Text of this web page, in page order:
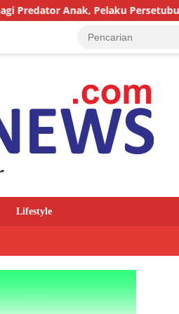
Pelaku Persetubuhan Anak Tiri
Lifestyle